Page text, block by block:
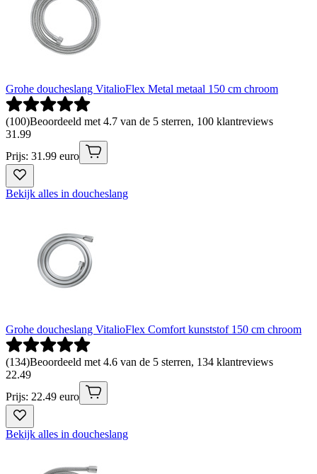
Grohe doucheslang VitalioFlex Metal metaal 150 cm chroom
(100)Beoordeeld met 4.7 van de 5 sterren, 100 klantreviews
31 .99
Prijs: 31.99 euro
Bekijk alles in doucheslang
Grohe doucheslang VitalioFlex Comfort kunststof 150 cm chroom
(134)Beoordeeld met 4.6 van de 5 sterren, 134 klantreviews
22.49
Prijs: 22.49 euro
Bekijk alles in doucheslang